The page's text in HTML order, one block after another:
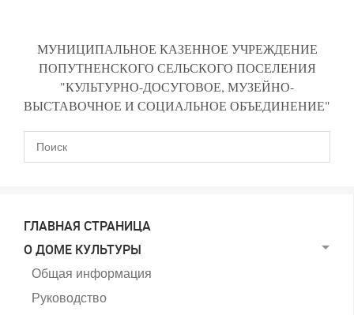
МУНИЦИПАЛЬНОЕ КАЗЕННОЕ УЧРЕЖДЕНИЕ
ПОПУТНЕНСКОГО СЕЛЬСКОГО ПОСЕЛЕНИЯ
"КУЛЬТУРНО-ДОСУГОВОЕ, МУЗЕЙНО-
ВЫСТАВОЧНОЕ И СОЦИАЛЬНОЕ ОБЪЕДИНЕНИЕ"
ГЛАВНАЯ СТРАНИЦА
О ДОМЕ КУЛЬТУРЫ
Общая информация
Руководство